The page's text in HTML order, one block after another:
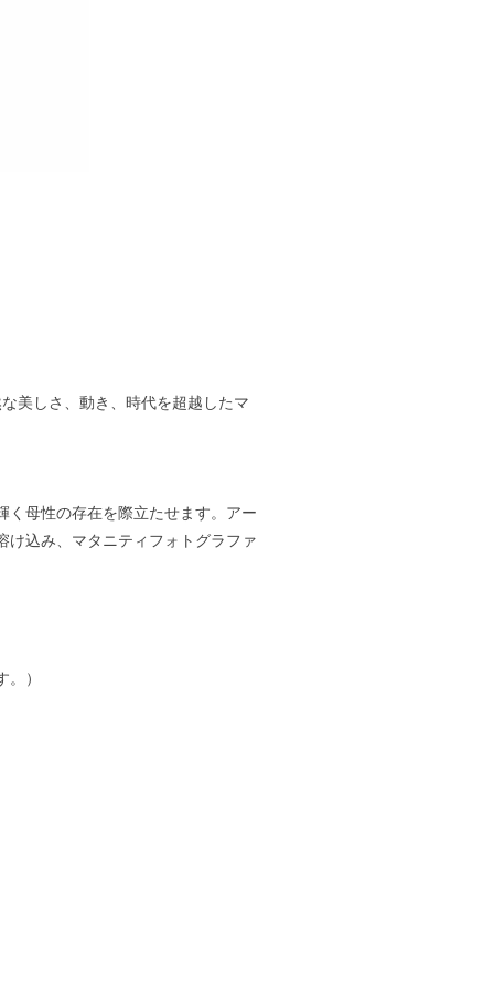
美しさ、動き、時代を超越したマ
く母性の存在を際立たせます。アー
け込み、マタニティフォトグラファ
）